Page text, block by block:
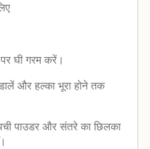
घी गरम करें।
और हल्का भूरा होने तक
पाउडर और संतरे का छिलका